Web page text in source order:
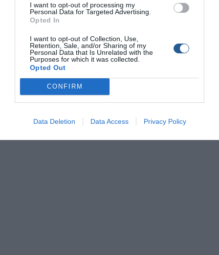
I want to opt-out of processing my
Personal Data for Targeted Advertising.
Opted In
I want to opt-out of Collection, Use,
Retention, Sale, and/or Sharing of my
Personal Data that Is Unrelated with the
Purposes for which it was collected.
Opted Out
CONFIRM
Data Deletion Data Access Privacy Policy
© Copyright 2017 Boatfishing. All rights reserved.